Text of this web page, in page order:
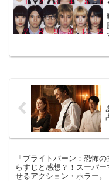
「ブライトバーン：恐怖
らすじと感想？！スーパー
せるアクション・ホラー。